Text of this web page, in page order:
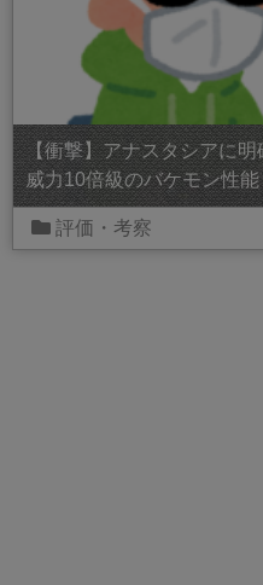
【衝撃】アナスタシアに
威力10倍級のバケモン性能
評価・考察